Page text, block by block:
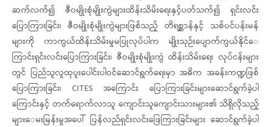
ဆက်လက်၍ ဇီ၀မျိုးစုံမျိုးကွဲများထိန်းသိမ်းရေးနှင့်ပတ်သက်၍ ရှင်းလင်း
ပြောကြားခြင်း၊ ဇီဝမျိုးစုံမျိုးကွဲများဖြစ်သည့် တိရစ္ဆာန်နှင့် သစ်ပင်ပန်းမန်
များကို ကာကွယ်ထိန်းသိမ်းမှုမပြုလုပ်ပါက မျိုးသုဉ်းပျောက်ကွယ်နိုင်‌ေ
ကြာင်းရှင်းလင်းပြောကြားခြင်း၊ ဇီဝမျိုးစုံမျိုးကွဲ ထိန်းသိမ်းရေး လုပ်ငန်းများ
တွင် ပြည်သူလူထုပူးပေါင်းပါဝင်ဆောင်ရွက်ရေးမှာ အဓိက အခန်းကဏ္ဍဖြစ်
ပြောကြားခြင်း၊ CITES အကြောင်း ပြောကြားခြင်းများဆောင်ရွက်ခဲ့ပါ
ကြောင်းနှင့် တက်ရောက်လာသူ ကျောင်းသူကျောင်းသားများ၏ သိရှိလိုသည့်
များ‌ေမးမြန်းမှုအပေါ် ပြန်လည်ရှင်းလင်းဖြေကြားခြင်းများ ဆောင်ရွက်ခဲ့ပါ